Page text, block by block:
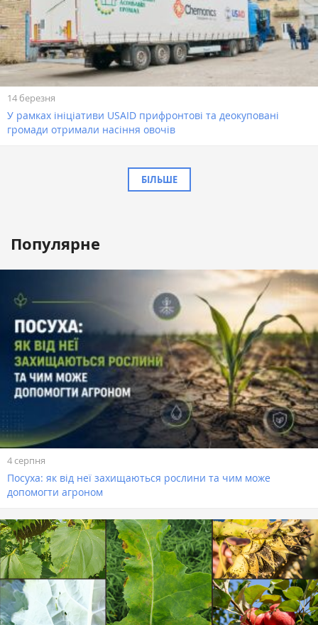
14 березня
У рамках ініціативи USAID прифронтові та деокуповані
громади отримали насіння овочів
БІЛЬШЕ
Популярне
4 серпня
Посуха: як від неї захищаються рослини та чим може
допомогти агроном